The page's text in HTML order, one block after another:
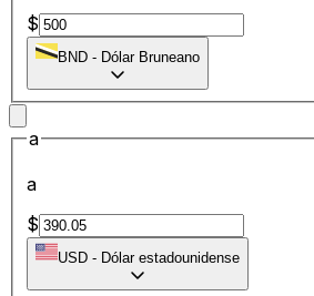
$
BND - Dólar Bruneano
a
a
$
USD - Dólar estadounidense